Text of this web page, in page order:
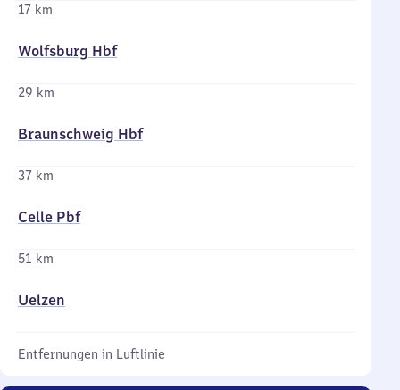
17 km
Wolfsburg Hbf
29 km
Braunschweig Hbf
37 km
Celle Pbf
51 km
Uelzen
Entfernungen in Luftlinie